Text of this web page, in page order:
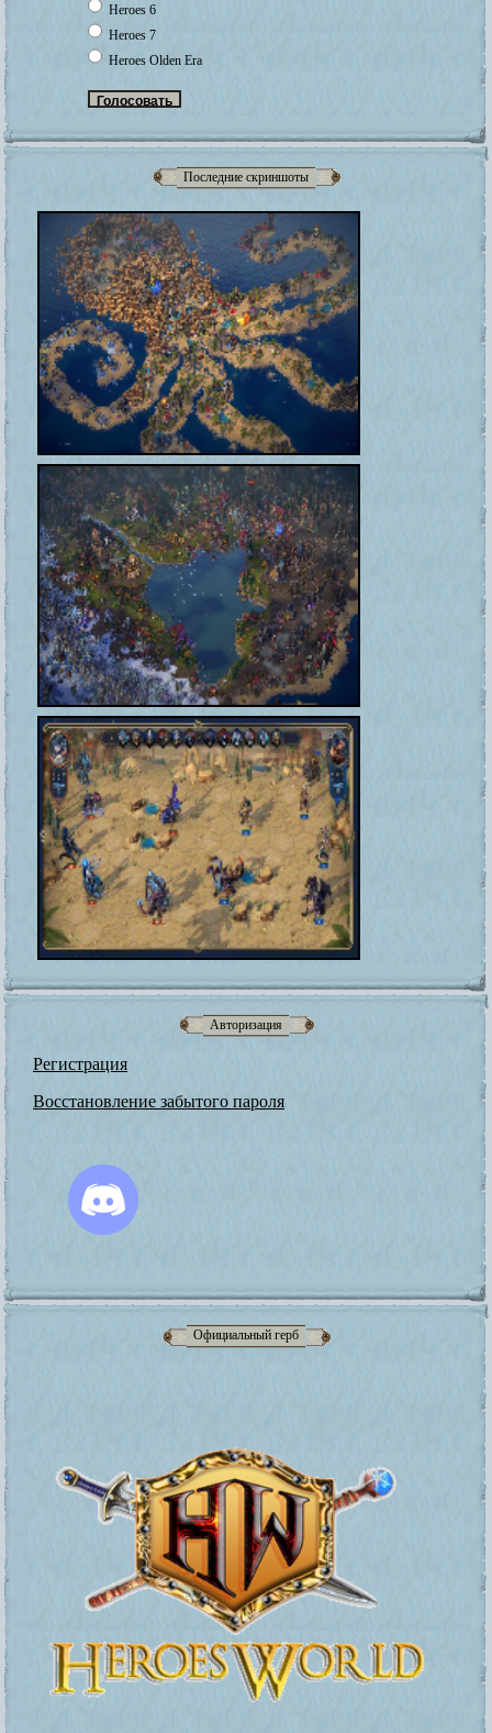
Heroes 6
Heroes 7
Heroes Olden Era
Последние скриншоты
Авторизация
Регистрация
Восстановление забытого пароля
Официальный герб